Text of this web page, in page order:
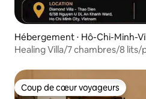
Hébergement ⋅ Hô-Chi-Minh-
Healing Villa/7 chambres/8
Coup de cœur voyageurs
Coup de cœur voyageurs